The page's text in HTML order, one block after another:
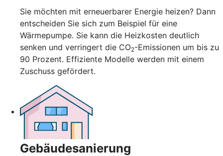
Sie möchten mit erneuerbarer Energie heizen? Dann
entscheiden Sie sich zum Beispiel für eine
Wärmepumpe. Sie kann die Heizkosten deutlich
senken und verringert die CO2-Emissionen um bis zu
90 Prozent. Effiziente Modelle werden mit einem
Zuschuss gefördert.
Gebäudesanierung